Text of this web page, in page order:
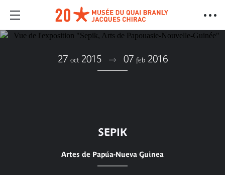
27 oct 2015 07 feb 2016
SEPIK
Artes de Papúa-Nueva Guinea